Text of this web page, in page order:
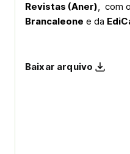
Revistas (Aner), com
Brancaleone e da
Baixar arquivo